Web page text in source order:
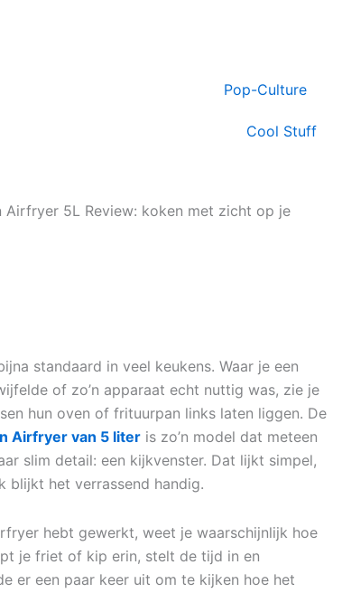
Pop-Culture
Cool Stuff
Airfryer 5L Review: koken met zicht op je
standaard in veel keukens. Waar je een
of zo’n apparaat echt nuttig was, zie je
hun oven of frituurpan links laten liggen. De
Airfryer van 5 liter is zo’n model dat meteen
slim detail: een kijkvenster. Dat lijkt simpel,
blijkt het verrassend handig.
hebt gewerkt, weet je waarschijnlijk hoe
je friet of kip erin, stelt de tijd in en
er een paar keer uit om te kijken hoe het